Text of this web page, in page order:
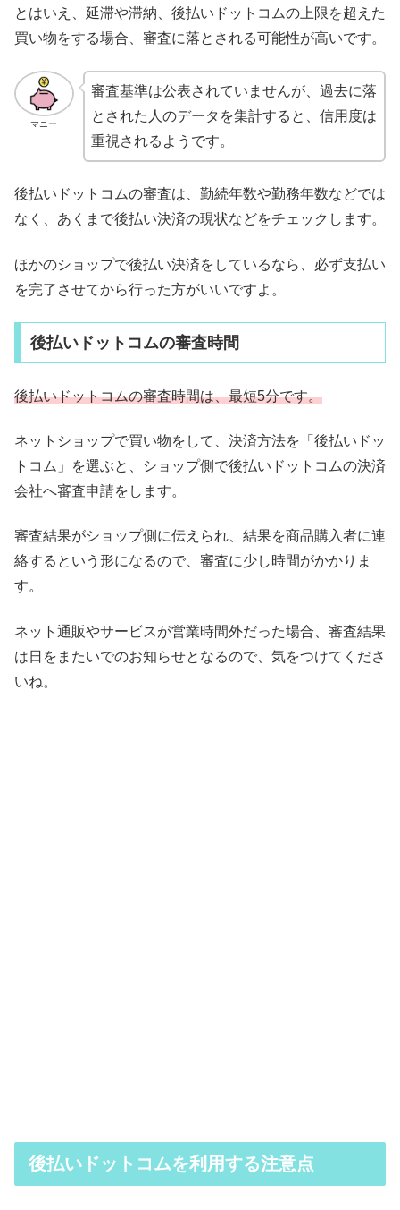
とはいえ、延滞や滞納、後払いドットコムの上限を超えた
買い物をする場合、審査に落とされる可能性が高いです。
マニー
審査基準は公表されていませんが、過去に落
とされた人のデータを集計すると、信用度は
重視されるようです。
後払いドットコムの審査は、勤続年数や勤務年数などでは
なく、あくまで後払い決済の現状などをチェックします。
ほかのショップで後払い決済をしているなら、必ず支払い
を完了させてから行った方がいいですよ。
後払いドットコムの審査時間
後払いドットコムの審査時間は、最短5分です。
ネットショップで買い物をして、決済方法を「後払いドッ
トコム」を選ぶと、ショップ側で後払いドットコムの決済
会社へ審査申請をします。
審査結果がショップ側に伝えられ、結果を商品購入者に連
絡するという形になるので、審査に少し時間がかかりま
す。
ネット通販やサービスが営業時間外だった場合、審査結果
は日をまたいでのお知らせとなるので、気をつけてくださ
いね。
後払いドットコムを利用する注意点